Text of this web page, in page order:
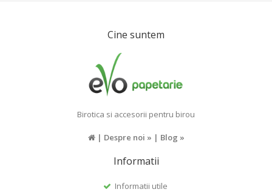
Cine suntem
Birotica si accesorii pentru birou
| Despre noi » | Blog »
Informatii
Informatii utile